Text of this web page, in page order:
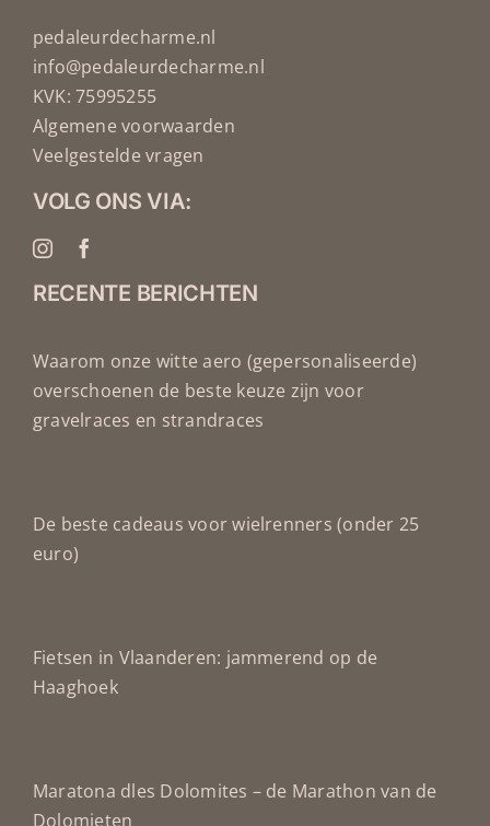
pedaleurdecharme.nl
info@pedaleurdecharme.nl
KVK: 75995255
Algemene voorwaarden
Veelgestelde vragen
VOLG ONS VIA:
RECENTE BERICHTEN
Waarom onze witte aero (gepersonaliseerde)
overschoenen de beste keuze zijn voor
gravelraces en strandraces
De beste cadeaus voor wielrenners (onder 25
euro)
Fietsen in Vlaanderen: jammerend op de
Haaghoek
Maratona dles Dolomites – de Marathon van de
Dolomieten